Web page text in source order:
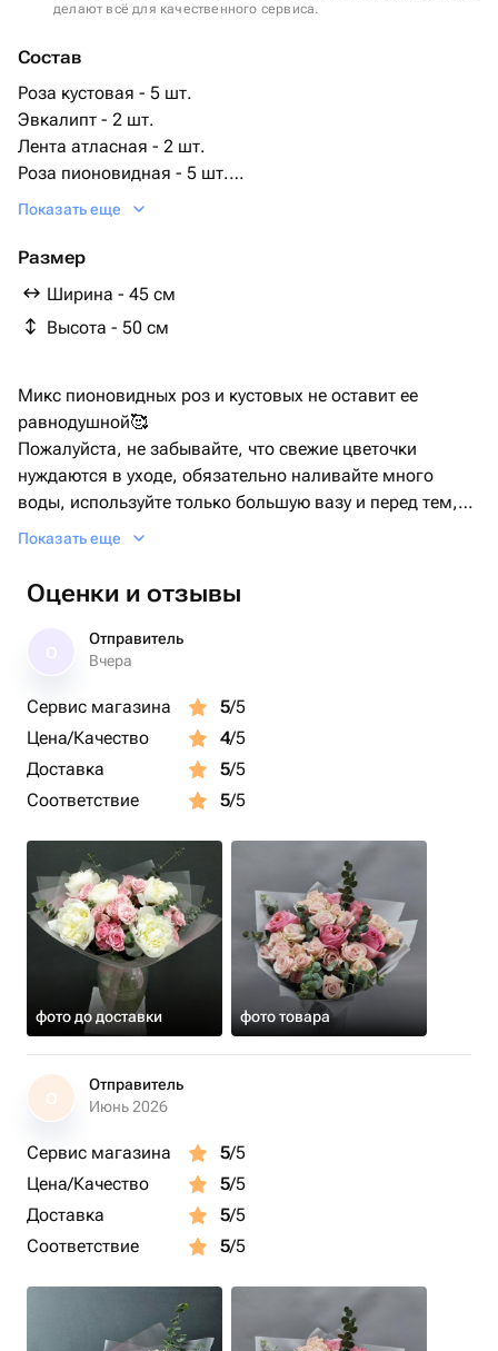
делают всё для качественного сервиса.
Состав
Роза кустовая - 5 шт.
Эвкалипт - 2 шт.
Лента атласная - 2 шт.
Роза пионовидная - 5 шт.
Пленка матовая - 2 шт.
Показать еще
Размер
Ширина - 45 см
Высота - 50 см
Микс пионовидных роз и кустовых не оставит ее
равнодушной🥰
Пожалуйста, не забывайте, что свежие цветочки
нуждаются в уходе, обязательно наливайте много
воды, используйте только большую вазу и перед тем,
как поставить цветы в воду обязательно подрежьте их,
пили))
Показать еще
Оценки и отзывы
Отправитель
Вчера
Сервис магазина 5/5
Цена/Качество
4/5
Доставка
5/5
Соответствие
5/5
фото до доставки фото товара
О
Отправитель
Июнь 2026
Сервис магазина 5/5
Цена/Качество
5/5
Доставка
5/5
Соответствие
5/5